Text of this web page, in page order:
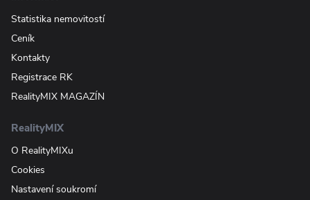
Statistika nemovitostí
Ceník
Kontakty
Registrace RK
RealityMIX MAGAZÍN
RealityMIX
O RealityMIXu
Cookies
Nastavení soukromí